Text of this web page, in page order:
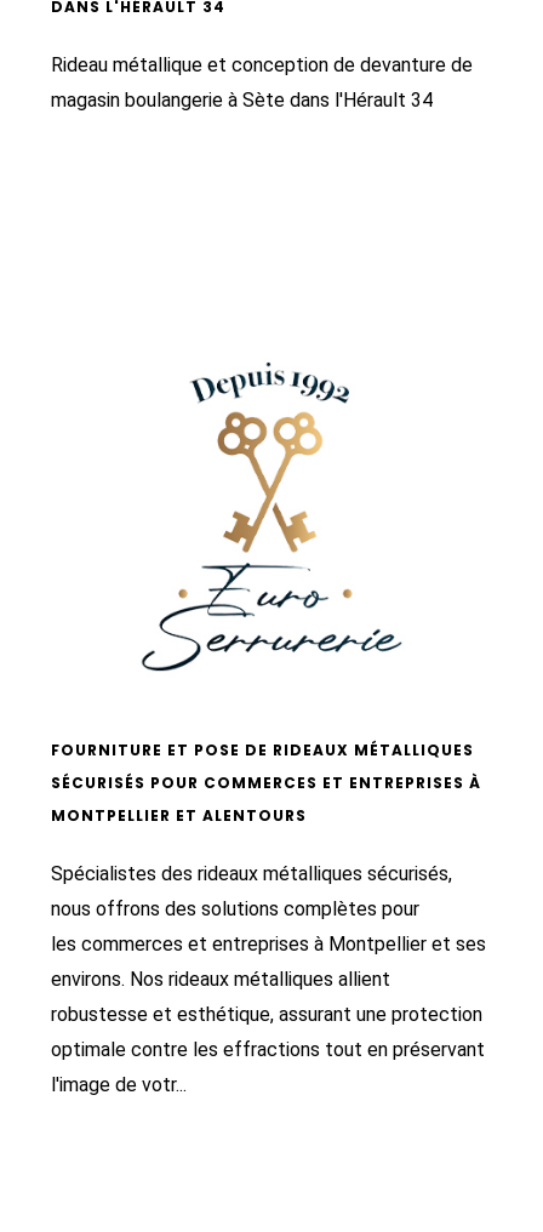
DANS L'HÉRAULT 34
Rideau métallique et conception de devanture de
magasin boulangerie à Sète dans l'Hérault 34
FOURNITURE ET POSE DE RIDEAUX MÉTALLIQUES
SÉCURISÉS POUR COMMERCES ET ENTREPRISES À
MONTPELLIER ET ALENTOURS
Spécialistes des rideaux métalliques sécurisés,
nous offrons des solutions complètes pour
les commerces et entreprises à Montpellier et ses
environs. Nos rideaux métalliques allient
robustesse et esthétique, assurant une protection
optimale contre les effractions tout en préservant
l'image de votr...